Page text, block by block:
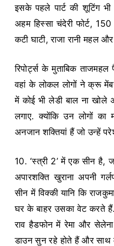
इसके पहले पार्ट की शूटिंग
अहम हिस्सा चंदेरी फोर्ट,
कटी घाटी, राजा रानी महल
रिपोर्ट्स के मुताबिक
वहां के लोकल लोगों ने क्रू
में कोई भी लेडी बाल ना खोले
लगाए. क्योंकि उन लोगों का
अनजान शक्तियां हैं जो उन्हें
10. ‘स्त्री 2’ में एक सीन है,
अपारशक्ति खुराना अपनी
सीन में विक्की यानि कि
घर के बाहर उसका वेट करते
राव हैडफोन में रेमा और
डाउन सुन रहे होते हैं और साथ